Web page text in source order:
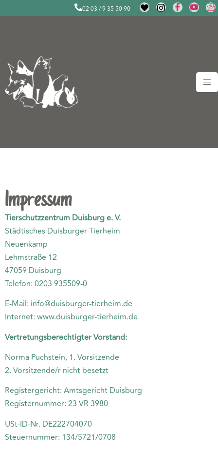
02 03 / 9 35 50 90
Impressum
Tierschutzzentrum Duisburg e. V.
Städtisches Duisburger Tierheim
Neuenkamp
Lehmstraße 12
47059 Duisburg
Telefon: 0203 935509-0
E-Mail: info@duisburger-tierheim.de
Internet: www.duisburger-tierheim.de
Vertretungsberechtigter Vorstand:
Norma Puchstein, 1. Vorsitzende
2. Vorsitzende/r nicht besetzt
Registergericht: Amtsgericht Duisburg
Registernummer: 23 VR 3980
USt-ID-Nr. DE222704070
Steuernummer: 134/5721/0708